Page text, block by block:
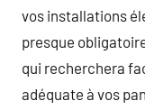
vos installations
presque
qui recherchera
adéquate à vos